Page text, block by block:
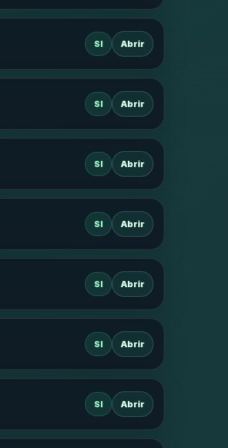
SI Abrir
SI Abrir
SI Abrir
SI Abrir
SI Abrir
SI Abrir
SI Abrir